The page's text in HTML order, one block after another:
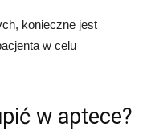
konieczne jest
w celu
w aptece?